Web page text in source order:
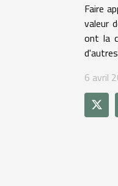
Faire
valeur
ont la
6 avril